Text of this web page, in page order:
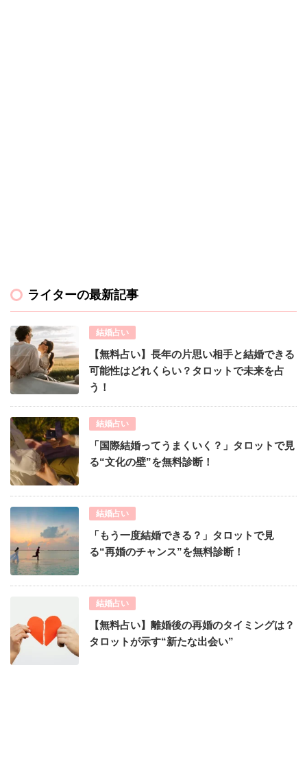
ライターの最新記事
結婚占い
【無料占い】長年の片思い相手と結婚できる
可能性はどれくらい？タロットで未来を占
う！
結婚占い
「国際結婚ってうまくいく？」タロットで見
る“文化の壁”を無料診断！
結婚占い
「もう一度結婚できる？」タロットで見
る“再婚のチャンス”を無料診断！
結婚占い
【無料占い】離婚後の再婚のタイミングは？
タロットが示す“新たな出会い”